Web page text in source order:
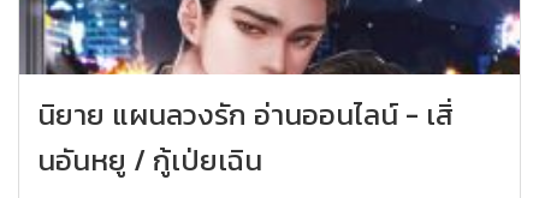
นิยาย แผนลวงรัก อ่านออนไลน์ - เสิ่
นอันหยู / กู้เป่ยเฉิน